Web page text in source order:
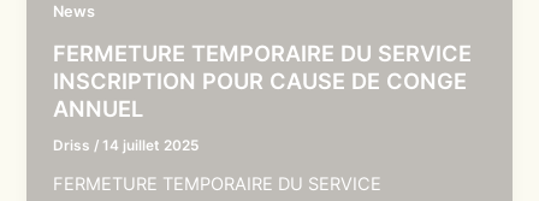
News
FERMETURE TEMPORAIRE DU SERVICE
INSCRIPTION POUR CAUSE DE CONGE
ANNUEL
Driss /14 juillet 2025
FERMETURE TEMPORAIRE DU SERVICE